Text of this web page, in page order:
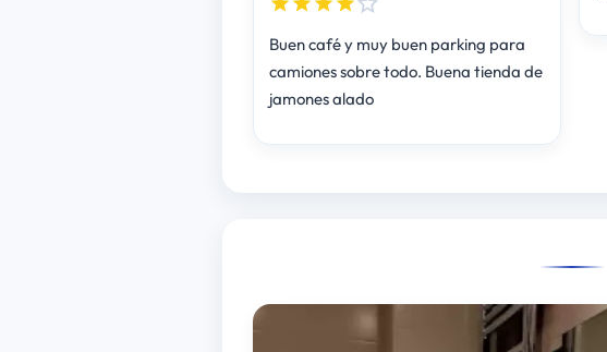
Buen café y muy buen parking para
camiones sobre todo. Buena tienda de
jamones alado